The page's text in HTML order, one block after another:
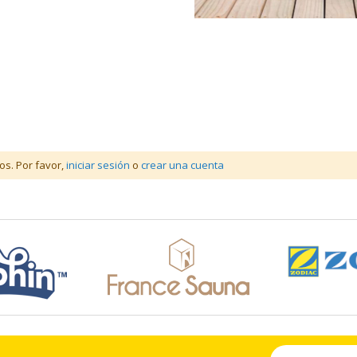
Por favor,iniciar sesión o crear una cuenta